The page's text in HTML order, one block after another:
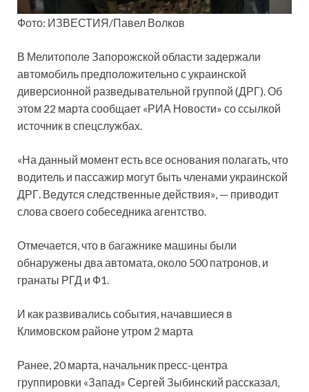
Фото: ИЗВЕСТИЯ/Павел Волков
В Мелитополе Запорожской области задержали
автомобиль предположительно с украинской
диверсионной разведывательной группой (ДРГ). Об
этом 22 марта сообщает «РИА Новости» со ссылкой
источник в спецслужбах.
«На данный момент есть все основания полагать, что
водитель и пассажир могут быть членами украинской
ДРГ. Ведутся следственные действия», — приводит
слова своего собеседника агентство.
Отмечается, что в багажнике машины были
обнаружены два автомата, около 500 патронов, и
гранаты РГД и Ф1.
И как развивались события, начавшиеся в
Климовском районе утром 2 марта
Ранее, 20 марта, начальник пресс-центра
группировки «Запад» Сергей Зыбинский рассказал,